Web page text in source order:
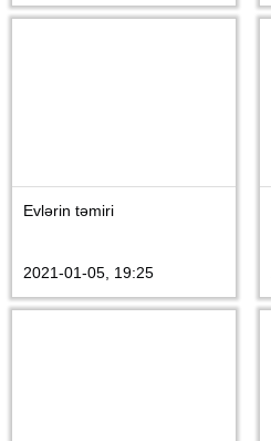
Evlərin təmiri
2021-01-05, 19:25